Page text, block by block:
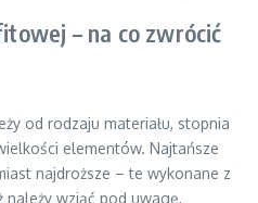
– na co zwrócić
od rodzaju materiału, stopnia
elementów. Najtańsze
najdroższe – te wykonane z
należy wziąć pod uwagę,